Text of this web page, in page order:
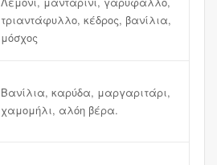
τριαντάφυλλο, κέδρος, βανίλια,
μόσχος
Βανίλια, καρύδα, μαργαριτάρι,
χαμομήλι, αλόη βέρα.